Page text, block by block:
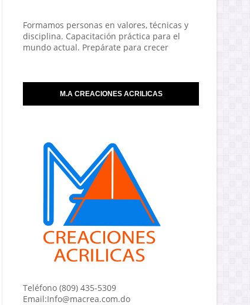
Formamos personas en valores, técnicas y
disciplina. Capacitación práctica para el
mundo actual. Prepárate para crecer
M.A CREACIONES ACRILICAS
Teléfono (809) 435-5309
Email:Info@macrea.com.do